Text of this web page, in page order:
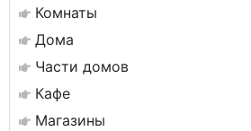
Комнаты
Дома
Части домов
Кафе
Магазины